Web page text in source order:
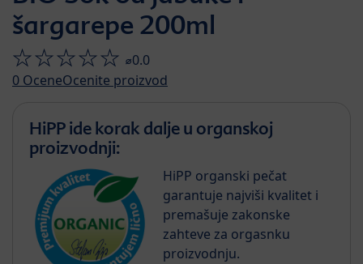
šargarepe 200ml
⌀0.0
0 OceneOcenite proizvod
HiPP ide korak dalje u organskoj
proizvodnji:
HiPP organski pečat
garantuje najviši kvalitet i
premašuje zakonske
zahteve za orgasnku
proizvodnju.